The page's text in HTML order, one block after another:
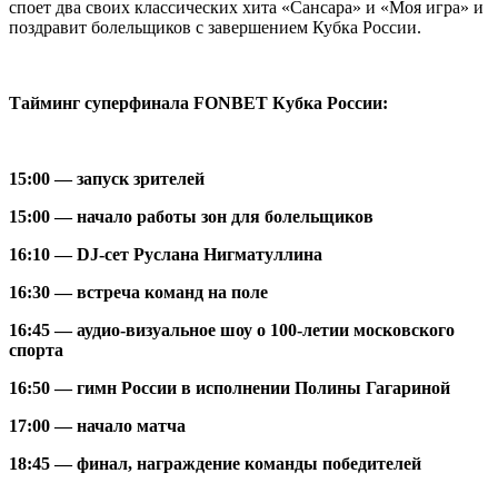
споет два своих классических хита «Сансара» и «Моя игра» и
поздравит болельщиков с завершением Кубка России.
Тайминг суперфинала FONBET Кубка России:
15:00 — запуск зрителей
15:00 — начало работы зон для болельщиков
16:10 — DJ-сет Руслана Нигматуллина
16:30 — встреча команд на поле
16:45 — аудио-визуальное шоу о 100-летии московского
спорта
16:50 — гимн России в исполнении Полины Гагариной
17:00 — начало матча
18:45 — финал, награждение команды победителей